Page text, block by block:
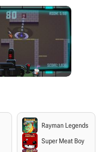
Rayman Legends
Super Meat Boy